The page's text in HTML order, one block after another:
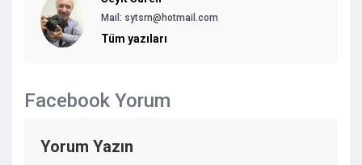
Mail: sytsrn@hotmail.com
Tüm yazıları
Facebook Yorum
Yorum Yazın